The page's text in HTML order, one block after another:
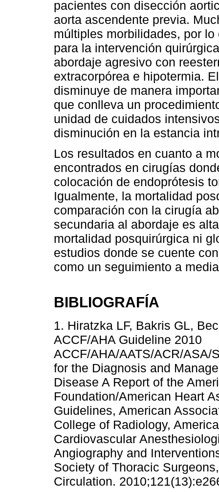
pacientes con disección
aorta ascendente previa.
múltiples morbilidades, por
para la intervención
abordaje agresivo con
extracorpórea e hipotermia.
disminuye de manera
que conlleva un
unidad de cuidados
disminución en la estancia
Los resultados en cuanto a
encontrados en cirugías
colocación de endoprótesis
Igualmente, la mortalidad
comparación con la cirugía
secundaria al abordaje es
mortalidad posquirúrgica ni
estudios donde se cuente
como un seguimiento a
BIBLIOGRAFÍA
1. Hiratzka LF, Bakris GL,
ACCF/AHA Guideline 2010
ACCF/AHA/AATS/ACR/ASA/
for the Diagnosis and
Disease A Report of the
Foundation/American Heart
Guidelines, American
College of Radiology,
Cardiovascular
Angiography and
Society of Thoracic
Circulation.